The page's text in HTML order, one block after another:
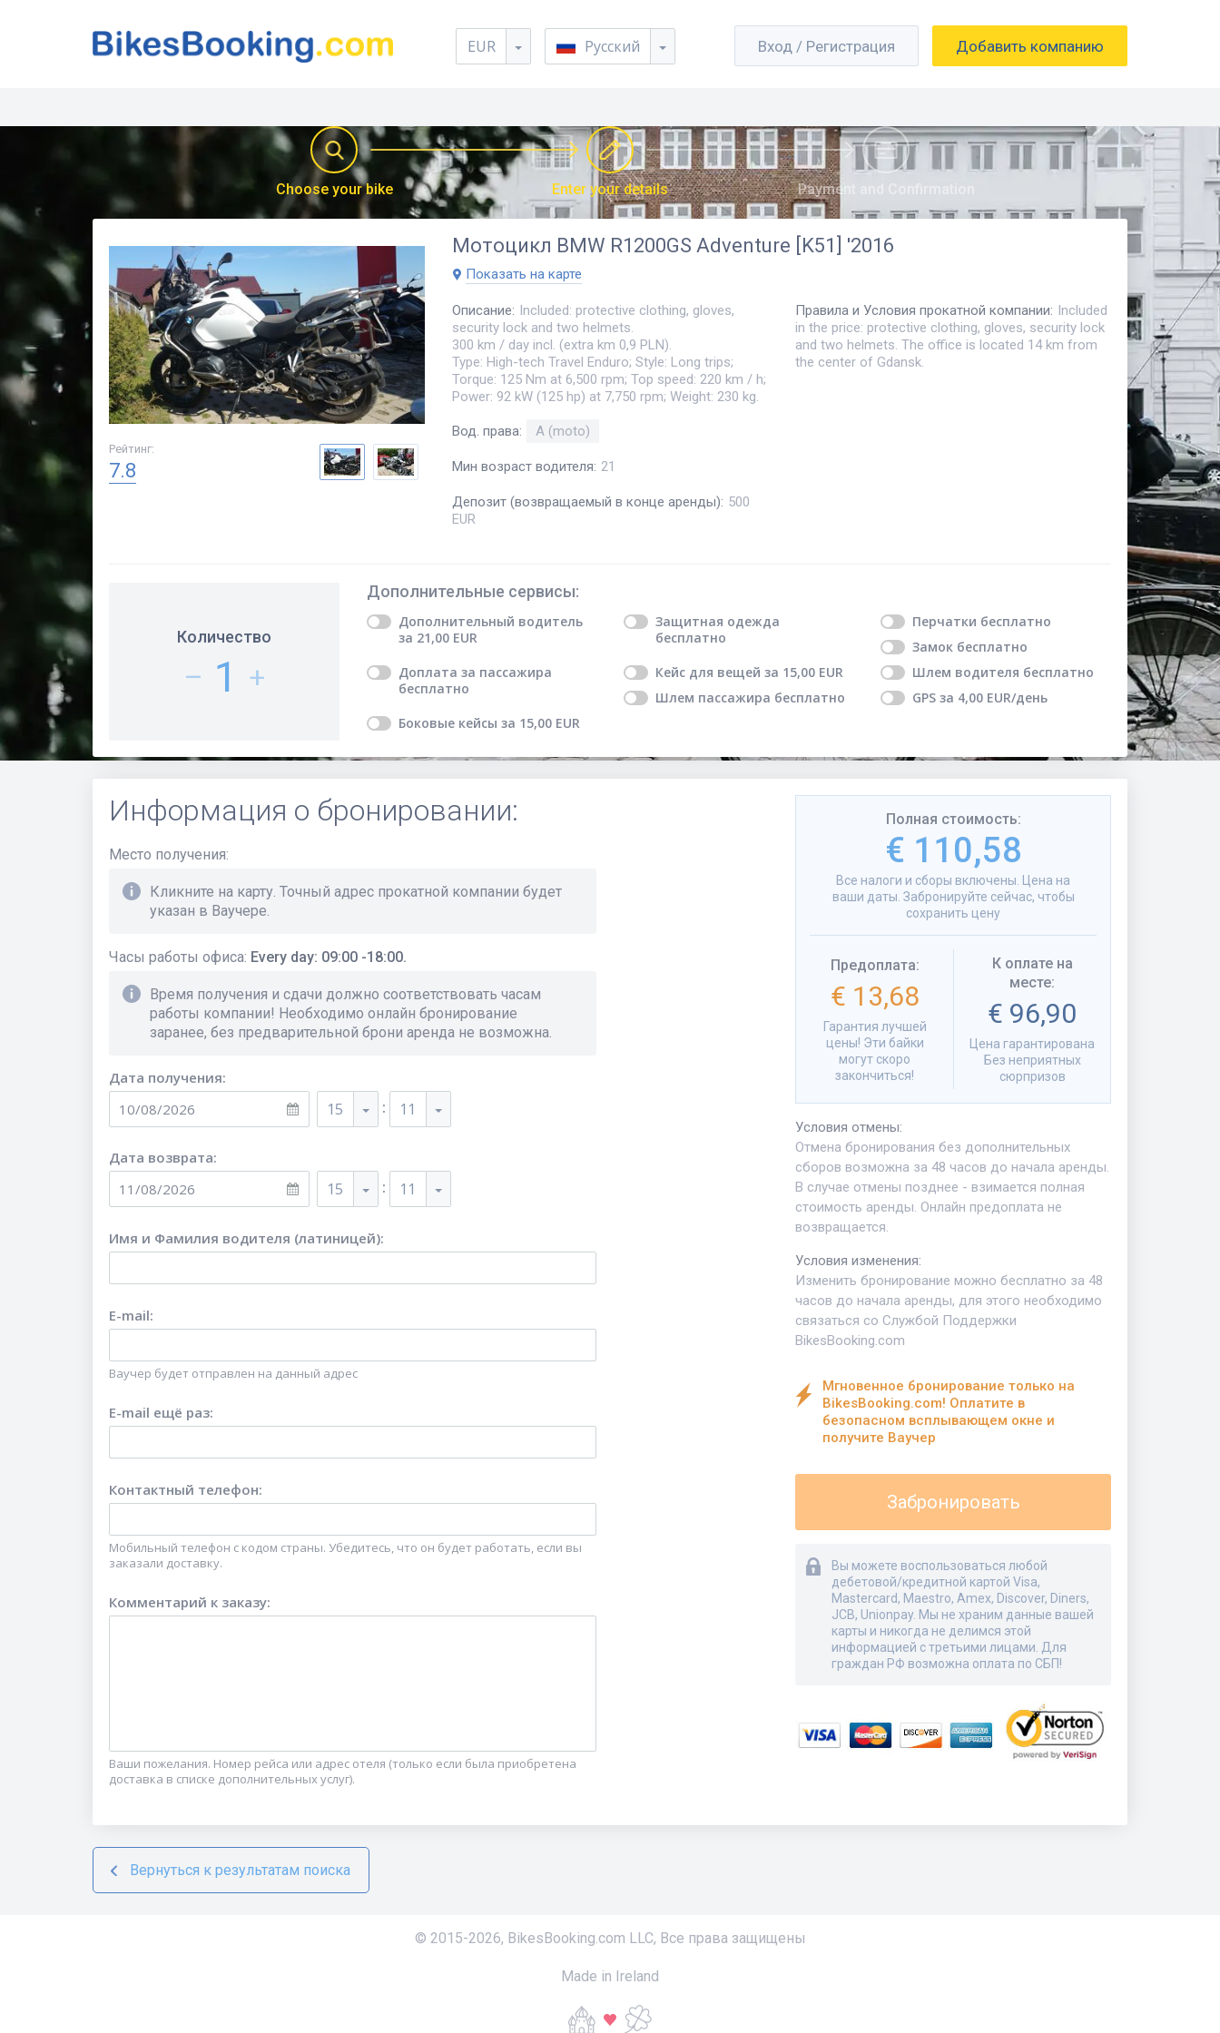
EUR Русский Вход / Регистрация Добавить компанию
Choose your bike Enter your details Payment and Confirmation
Рейтинг:
7.8
Мотоцикл BMW R1200GS Adventure [K51] '2016
Показать на карте
Описание: Included: protective clothing, gloves,
security lock and two helmets.
300 km / day incl. (extra km 0,9 PLN).
Type: High-tech Travel Enduro; Style: Long trips;
Torque: 125 Nm at 6,500 rpm; Top speed: 220 km / h;
Power: 92 kW (125 hp) at 7,750 rpm; Weight: 230 kg.
Вод. права: A (moto)
Мин возраст водителя: 21
Депозит (возвращаемый в конце аренды): 500
EUR
Правила и Условия прокатной компании: Included
in the price: protective clothing, gloves, security lock
and two helmets. The office is located 14 km from
the center of Gdansk.
Количество
– 1 +
Дополнительные сервисы:
Дополнительный водитель
за 21,00 EUR
Защитная одежда
бесплатно
Перчатки бесплатно
Замок бесплатно
Доплата за пассажира
бесплатно
Кейс для вещей за 15,00 EUR Шлем водителя бесплатно
Шлем пассажира бесплатно GPS за 4,00 EUR/день
Боковые кейсы за 15,00 EUR
Информация о бронировании:
Место получения:
Кликните на карту. Точный адрес прокатной компании будет
указан в Ваучере.
Часы работы офиса: Every day: 09:00 -18:00.
Время получения и сдачи должно соответствовать часам
работы компании! Необходимо онлайн бронирование
заранее, без предварительной брони аренда не возможна.
Дата получения:
15 : 11
Дата возврата:
15 : 11
Имя и Фамилия водителя (латиницей):
E-mail:
Ваучер будет отправлен на данный адрес
E-mail ещё раз:
Контактный телефон:
Мобильный телефон с кодом страны. Убедитесь, что он будет работать, если вы
заказали доставку.
Комментарий к заказу:
Ваши пожелания. Номер рейса или адрес отеля (только если была приобретена
доставка в списке дополнительных услуг).
Полная стоимость:
€ 110,58
Все налоги и сборы включены. Цена на
ваши даты. Забронируйте сейчас, чтобы
сохранить цену
Предоплата:
€ 13,68
Гарантия лучшей
цены! Эти байки
могут скоро
закончиться!
К оплате на
месте:
€ 96,90
Цена гарантирована
Без неприятных
сюрпризов
Условия отмены:
Отмена бронирования без дополнительных
сборов возможна за 48 часов до начала аренды.
В случае отмены позднее - взимается полная
стоимость аренды. Онлайн предоплата не
возвращается.
Условия изменения:
Изменить бронирование можно бесплатно за 48
часов до начала аренды, для этого необходимо
связаться со Службой Поддержки
BikesBooking.com
Мгновенное бронирование только на
BikesBooking.com! Оплатите в
безопасном всплывающем окне и
получите Ваучер
Забронировать
Вы можете воспользоваться любой
дебетовой/кредитной картой Visa,
Mastercard, Maestro, Amex, Discover, Diners,
JCB, Unionpay. Мы не храним данные вашей
карты и никогда не делимся этой
информацией с третьими лицами. Для
граждан РФ возможна оплата по СБП!
Вернуться к результатам поиска
© 2015-2026, BikesBooking.com LLC, Все права защищены
Made in Ireland